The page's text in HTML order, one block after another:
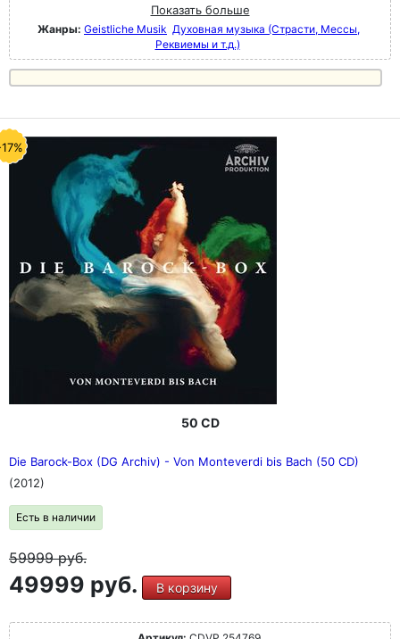
Показать больше
Жанры: Geistliche Musik Духовная музыка (Страсти, Мессы,
Реквиемы и т.д.)
50 CD
Die Barock-Box (DG Archiv) - Von Monteverdi bis Bach (50 CD)
(2012)
Есть в наличии
59999руб.
49999 руб. В корзину